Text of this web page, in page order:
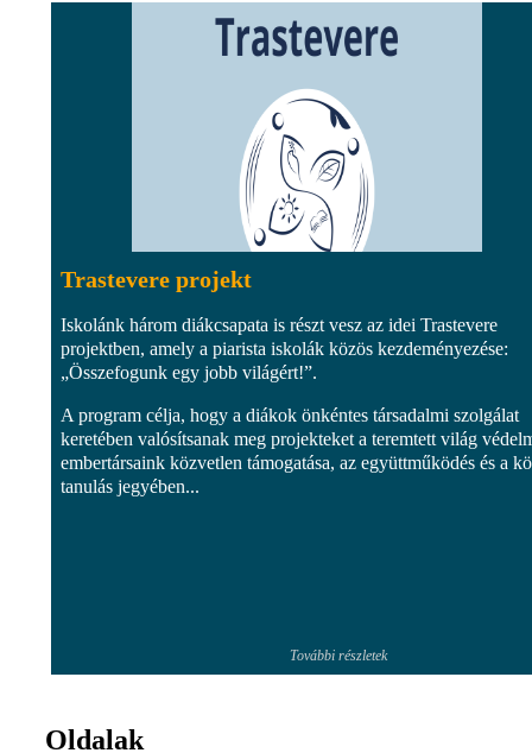
Trastevere projekt
Iskolánk három diákcsapata is részt vesz az idei Trastevere
projektben, amely a piarista iskolák közös kezdeményezése:
„Összefogunk egy jobb világért!”.
A program célja, hogy a diákok önkéntes társadalmi szolgálat
keretében valósítsanak meg projekteket a teremtett világ
embertársaink közvetlen támogatása, az együttműködés és a
tanulás jegyében...
További részletek
Oldalak